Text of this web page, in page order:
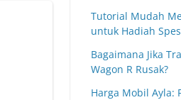
Tutorial Mudah
untuk Hadiah
Bagaimana Jika
Wagon R Rusak?
Harga Mobil Ayla: